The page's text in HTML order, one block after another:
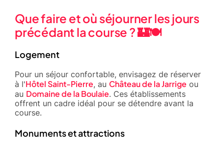
Que faire et où séjourner les jours
précédant la course ? 🏰🍽️
Logement
Pour un séjour confortable, envisagez de réserver
à l'Hôtel Saint-Pierre, au Château de la Jarrige ou
au Domaine de la Boulaie. Ces établissements
offrent un cadre idéal pour se détendre avant la
course.
Monuments et attractions